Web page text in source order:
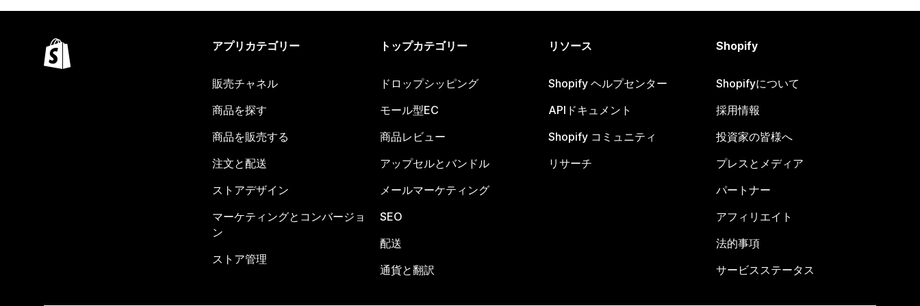
アプリカテゴリー
販売チャネル
商品を探す
商品を販売する
注文と配送
ストアデザイン
マーケティングとコンバージョ
ン
ストア管理
トップカテゴリー
ドロップシッピング
モール型EC
商品レビュー
アップセルとバンドル
メールマーケティング
SEO
配送
通貨と翻訳
リソース
Shopify ヘルプセンター
APIドキュメント
Shopify コミュニティ
リサーチ
Shopify
Shopifyについて
採用情報
投資家の皆様へ
プレスとメディア
パートナー
アフィリエイト
法的事項
サービスステータス